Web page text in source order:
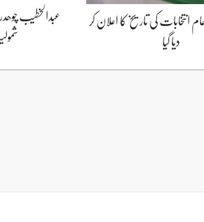
انتخابات کی تاریخ کا اعلان کر
دیا گیا
عبدالخطیب